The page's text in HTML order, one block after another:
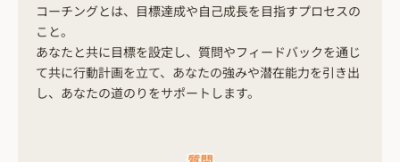
コーチングとは、目標達成や自己成長を目指すプロセスの
こと。
あなたと共に目標を設定し、質問やフィードバックを通じ
て共に行動計画を立て、あなたの強みや潜在能力を引き出
し、あなたの道のりをサポートします。